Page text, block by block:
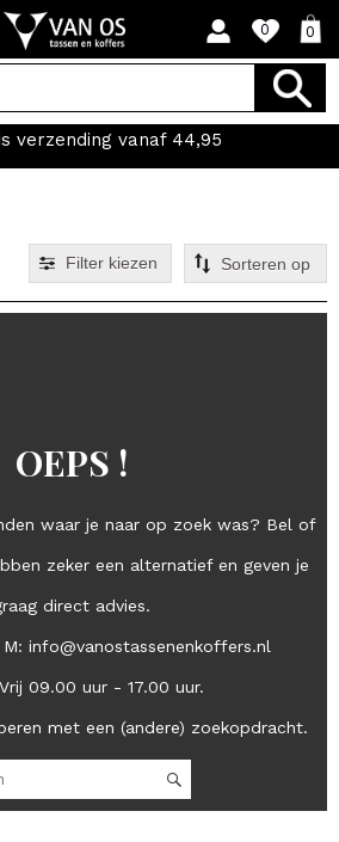
0 0
verzending vanaf 44,95
Filter kiezen
OEPS !
waar je naar op zoek was? Bel of
zeker een alternatief en geven je
direct advies.
M: info@vanostassenenkoffers.nl
09.00 uur - 17.00 uur.
met een (andere) zoekopdracht.